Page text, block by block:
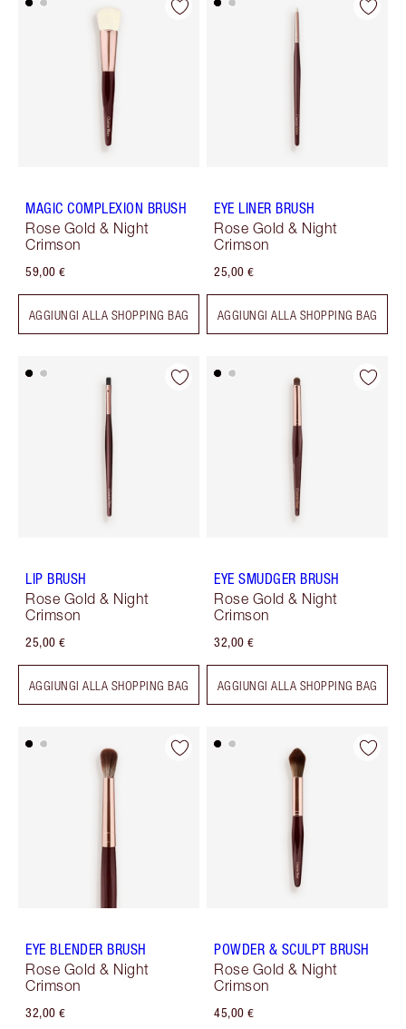
MAGIC COMPLEXION BRUSH
Rose Gold & Night
Crimson
59,00 €
AGGIUNGI ALLA SHOPPING BAG
EYE LINER BRUSH
Rose Gold & Night
Crimson
25,00 €
AGGIUNGI ALLA SHOPPING BAG
LIP BRUSH
Rose Gold & Night
Crimson
25,00 €
AGGIUNGI ALLA SHOPPING BAG
EYE SMUDGER BRUSH
Rose Gold & Night
Crimson
32,00 €
AGGIUNGI ALLA SHOPPING BAG
EYE BLENDER BRUSH
Rose Gold & Night
Crimson
32,00 €
POWDER & SCULPT BRUSH
Rose Gold & Night
Crimson
45,00 €